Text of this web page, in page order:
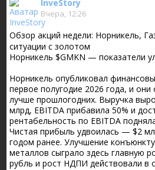
InveStory
Вчера, 12:26
Обзор акций недели: Норникель,
ситуации с золотом
Норникель $GMKN — показатели
Норникель опубликовал
первое полугодие 2026 года, и они
лучше прошлогодних. Выручка
млрд, EBITDA прибавила 50% и
рентабельность по EBITDA
Чистая прибыль удвоилась — $2
годом ранее. Улучшение
металлов сыграло здесь главную
рубль и рост НДПИ действовали в